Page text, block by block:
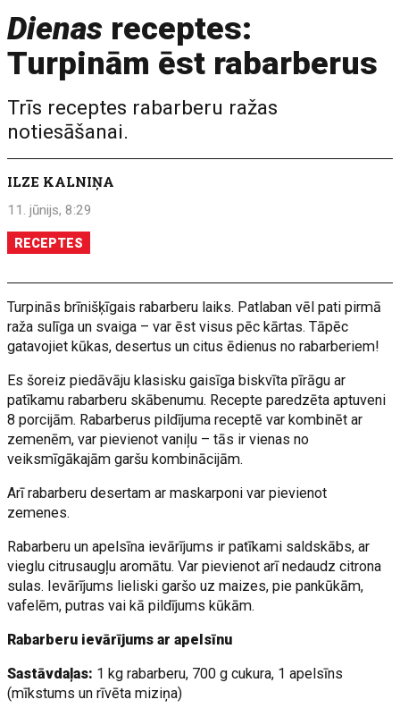
Dienas receptes:
Turpinām ēst rabarberus
Trīs receptes rabarberu ražas
notiesāšanai.
ILZE KALNIŅA
11. jūnijs, 8:29
RECEPTES
Turpinās brīnišķīgais rabarberu laiks. Patlaban vēl pati pirmā
raža sulīga un svaiga – var ēst visus pēc kārtas. Tāpēc
gatavojiet kūkas, desertus un citus ēdienus no rabarberiem!
Es šoreiz piedāvāju klasisku gaisīga biskvīta pīrāgu ar
patīkamu rabarberu skābenumu. Recepte paredzēta aptuveni
8 porcijām. Rabarberus pildījuma receptē var kombinēt ar
zemenēm, var pievienot vaniļu – tās ir vienas no
veiksmīgākajām garšu kombinācijām.
Arī rabarberu desertam ar maskarponi var pievienot
zemenes.
Rabarberu un apelsīna ievārījums ir patīkami saldskābs, ar
vieglu citrusaugļu aromātu. Var pievienot arī nedaudz citrona
sulas. Ievārījums lieliski garšo uz maizes, pie pankūkām,
vafelēm, putras vai kā pildījums kūkām.
Rabarberu ievārījums ar apelsīnu
Sastāvdaļas: 1 kg rabarberu, 700 g cukura, 1 apelsīns
(mīkstums un rīvēta miziņa)